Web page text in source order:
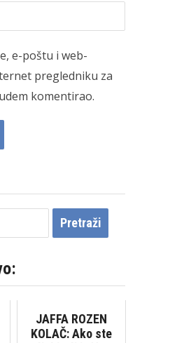
e-poštu i web-
pregledniku za
komentirao.
JAFFA ROZEN
KOLAČ: Ako ste